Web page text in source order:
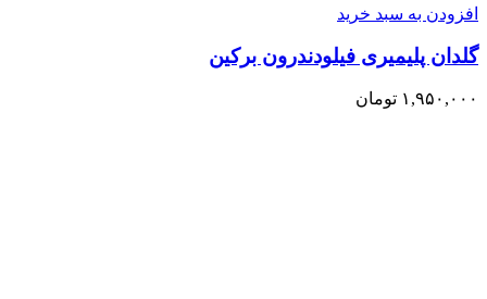
افزودن به سبد خرید
گلدان پلیمیری فیلودندرون برکین
۱,۹۵۰,۰۰۰ تومان